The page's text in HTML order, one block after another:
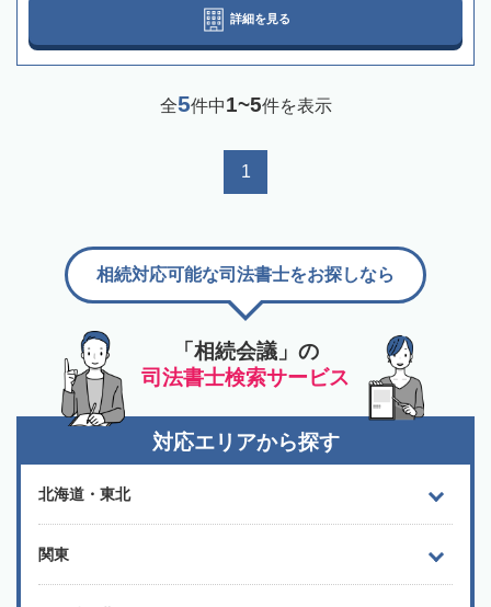
詳細を見る
全5件中1~5件を表示
1
「相続会議」の
司法書士検索サービス
相続対応可能な司法書士をお探しなら
対応エリアから探す
北海道・東北
関東